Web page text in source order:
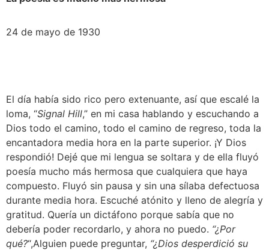
24 de mayo de 1930
El día había sido rico pero extenuante, así que escalé la
loma, “Signal Hill,” en mi casa hablando y escuchando a
Dios todo el camino, todo el camino de regreso, toda la
encantadora media hora en la parte superior. ¡Y Dios
respondió! Dejé que mi lengua se soltara y de ella fluyó
poesía mucho más hermosa que cualquiera que haya
compuesto. Fluyó sin pausa y sin una sílaba defectuosa
durante media hora. Escuché atónito y lleno de alegría y
gratitud. Quería un dictáfono porque sabía que no
debería poder recordarlo, y ahora no puedo. “¿Por
qué?“,Alguien puede preguntar, “¿Dios desperdició su